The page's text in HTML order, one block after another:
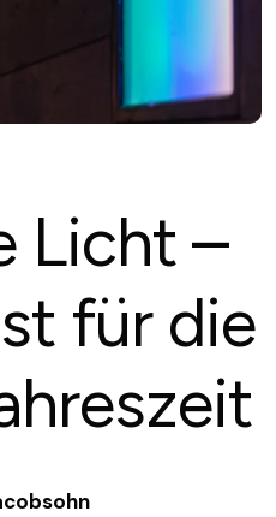
Licht –
für die